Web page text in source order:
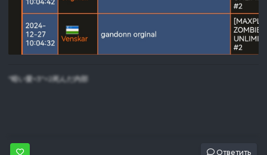
"暗い愛<3"=2死んだ内部
Ответить